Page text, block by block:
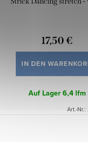
17,50 €
IN DEN
Auf Lager6,4 lfm
Art.-Nr.: